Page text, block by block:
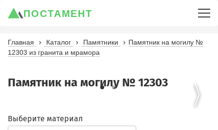
ПОСТАМЕНТ
Главная Каталог Памятники
Памятник на могилу №
12303 из гранита и мрамора
Памятник на могилу № 12303
Выберите материал